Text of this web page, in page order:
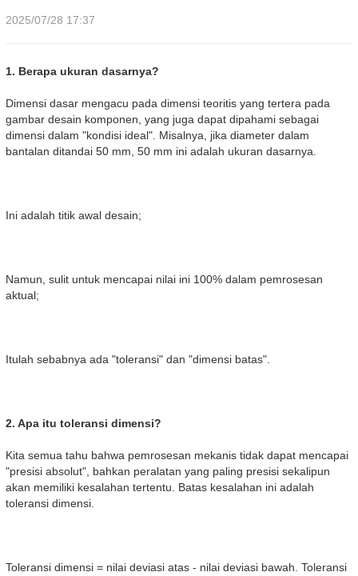
2025/07/28 17:37
1. Berapa ukuran dasarnya?
Dimensi dasar mengacu pada dimensi teoritis yang tertera pada
gambar desain komponen, yang juga dapat dipahami sebagai
dimensi dalam "kondisi ideal". Misalnya, jika diameter dalam
bantalan ditandai 50 mm, 50 mm ini adalah ukuran dasarnya.
Ini adalah titik awal desain;
Namun, sulit untuk mencapai nilai ini 100% dalam pemrosesan
aktual;
Itulah sebabnya ada "toleransi" dan "dimensi batas".
2. Apa itu toleransi dimensi?
Kita semua tahu bahwa pemrosesan mekanis tidak dapat mencapai
"presisi absolut", bahkan peralatan yang paling presisi sekalipun
akan memiliki kesalahan tertentu. Batas kesalahan ini adalah
toleransi dimensi.
Toleransi dimensi = nilai deviasi atas - nilai deviasi bawah. Toleransi